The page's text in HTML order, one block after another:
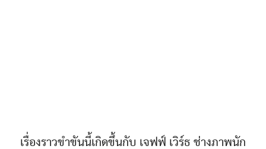
เรื่องราวขำขันนี้เกิดขึ้นกับ เจฟฟ์ เวิร์ธ ช่างภาพนัก